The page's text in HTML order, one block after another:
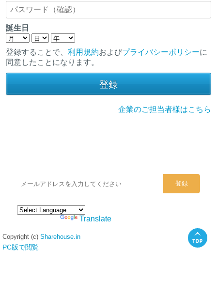
誕生日
登録することで、 利用規約およびプライバシーポリシーに
同意したことになります。
企業のご担当者様はこちら
Translate
Copyright (c) Sharehouse.in
PC版で閲覧